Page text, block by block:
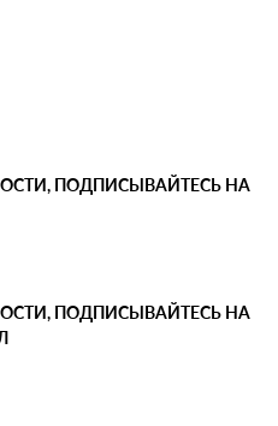
ПОДПИСЫВАЙТЕСЬ НА
ПОДПИСЫВАЙТЕСЬ НА